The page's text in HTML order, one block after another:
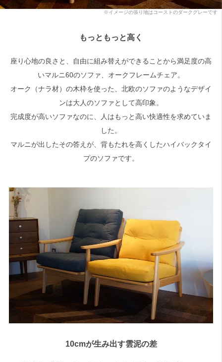
※イメージの張り地はコーストのダークグレーです
もっともっと高く
座り心地の良さと、自由に組み替えができることから満足度の高
いマルニ60のソファ、オークフレームチェア。
オーク（ナラ材）の木枠を使った、北欧のソファのようなデザイ
ンは大人のソファとして高印象。
完成度が高いソファなのに、人はもっと高い快適性を求めていま
した。
マルニが出したその答えが、背もたれを高くしたハイバックタイ
プのソファです。
10cmが生み出す雲泥の差